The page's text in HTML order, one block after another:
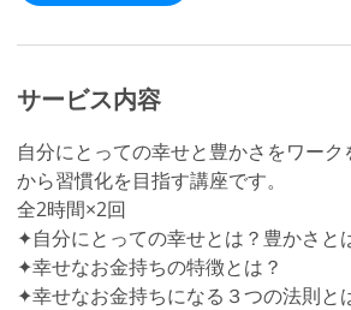
サービス内容
自分にとっての幸せと豊かさをワー
から習慣化を目指す講座です。
全2時間×2回
✦自分にとっての幸せとは？豊かさと
✦幸せなお金持ちの特徴とは？
✦幸せなお金持ちになる３つの法則と